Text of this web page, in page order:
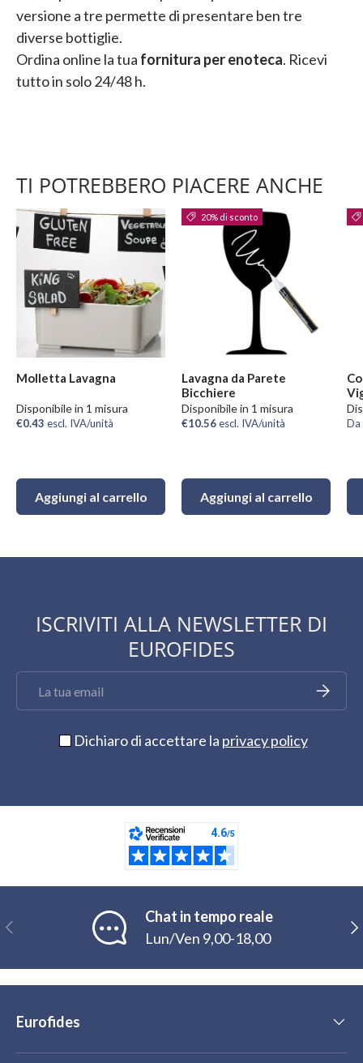
versione a tre permette di presentare ben tre
diverse bottiglie.
Ordina online la tua fornitura per enoteca. Ricevi
tutto in solo 24/48 h.
TI POTREBBERO PIACERE ANCHE
Molletta Lavagna
Disponibile in 1 misura
€0.43 escl. IVA/unità
Aggiungi al carrello
20% di sconto
Lavagna da Parete
Bicchiere
Disponibile in 1 misura
€10.56escl. IVA/unità
Aggiungi al carrello
Da
ISCRIVITI ALLA NEWSLETTER DI
EUROFIDES
Iscriviti
Dichiaro di accettare la privacy policy
Indietro
Chat in tempo reale
Lun/Ven 9,00-18,00
Eurofides